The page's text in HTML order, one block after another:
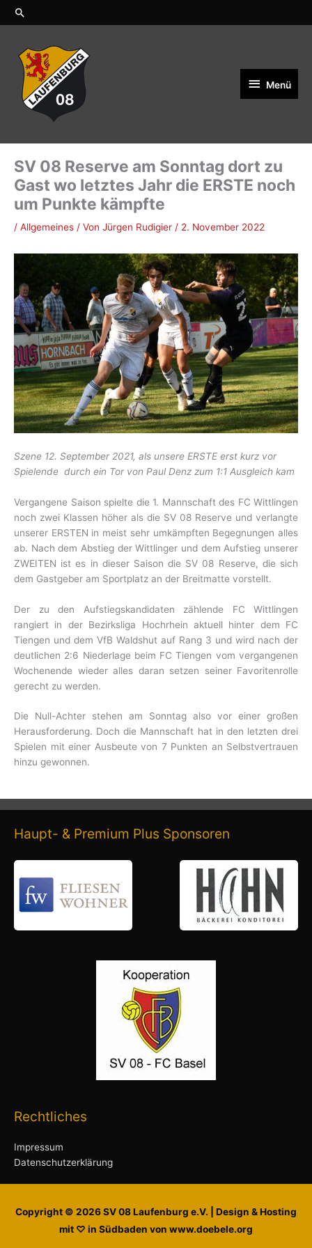
ZumSuchen
Menü
Menü
SV 08 Reserve am Sonntag dort zu
Gast wo letztes Jahr die ERSTE noch
um Punkte kämpfte
/ Allgemeines / Von Jürgen Rudigier / 2. November 2022
Szene 12. September 2021, als unsere ERSTE erst kurz vor
Spielende durch ein Tor von Paul Denz zum 1:1 Ausgleich kam
Vergangene Saison spielte die 1. Mannschaft des FC Wittlingen
noch zwei Klassen höher als die SV 08 Reserve und verlangte
unserer ERSTEN in meist sehr umkämpften Begegnungen alles
ab. Nach dem Abstieg der Wittlinger und dem Aufstieg unserer
ZWEITEN ist es in dieser Saison die SV 08 Reserve, die sich
dem Gastgeber am Sportplatz an der Breitmatte vorstellt.
Der zu den Aufstiegskandidaten zählende FC Wittlingen
rangiert in der Bezirksliga Hochrhein aktuell hinter dem FC
Tiengen und dem VfB Waldshut auf Rang 3 und wird nach der
deutlichen 2:6 Niederlage beim FC Tiengen vom vergangenen
Wochenende wieder alles daran setzen seiner Favoritenrolle
gerecht zu werden.
Die Null-Achter stehen am Sonntag also vor einer großen
Herausforderung. Doch die Mannschaft hat in den letzten drei
Spielen mit einer Ausbeute von 7 Punkten an Selbstvertrauen
hinzu gewonnen.
Haupt- & Premium Plus Sponsoren
Rechtliches
Impressum
Datenschutzerklärung
Copyright © 2026SV 08 Laufenburg e.V. | Design & Hosting
mit ♡ in Südbaden von www.doebele.org